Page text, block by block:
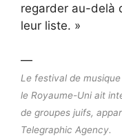
regarder au-delà
leur liste. »
—
Le festival de
le Royaume-Uni ait
de groupes juifs,
Telegraphic Agency.